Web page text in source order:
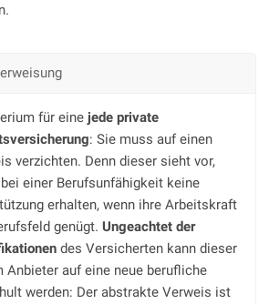
für eine jede private
: Sie muss auf einen
verzichten. Denn dieser sieht vor,
einer Berufsunfähigkeit keine
erhalten, wenn ihre Arbeitskraft
genügt. Ungeachtet der
des Versicherten kann dieser
Anbieter auf eine neue berufliche
werden: Der abstrakte Verweis ist